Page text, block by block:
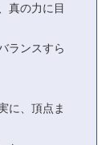
真の力に目
ランスすら
に、頂点ま